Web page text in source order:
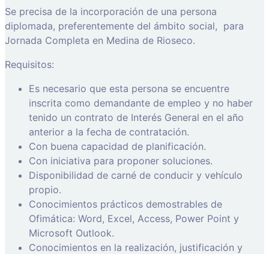
Se precisa de la incorporación de una persona
diplomada, preferentemente del ámbito social, para
Jornada Completa en Medina de Rioseco.
Requisitos:
Es necesario que esta persona se encuentre
inscrita como demandante de empleo y no haber
tenido un contrato de Interés General en el año
anterior a la fecha de contratación.
Con buena capacidad de planificación.
Con iniciativa para proponer soluciones.
Disponibilidad de carné de conducir y vehículo
propio.
Conocimientos prácticos demostrables de
Ofimática: Word, Excel, Access, Power Point y
Microsoft Outlook.
Conocimientos en la realización, justificación y